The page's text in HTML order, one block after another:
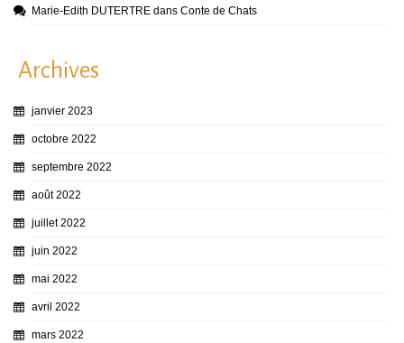
Marie-Edith DUTERTRE dans Conte de Chats
Archives
janvier 2023
octobre 2022
septembre 2022
août 2022
juillet 2022
juin 2022
mai 2022
avril 2022
mars 2022